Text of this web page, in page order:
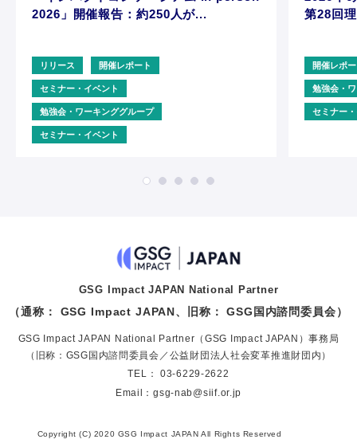
2026」開催報告：約250人が...
リリース 開催レポート
セミナー・イベント
勉強会・ワーキンググループ
セミナー・イベント
第28回
開催レポ
勉強会・
セミナー
GSG Impact JAPAN National Partner
（通称： GSG Impact JAPAN、旧称： GSG国内諮問委員会）
GSG Impact JAPAN National Partner（GSG Impact JAPAN）事務局
（旧称：GSG国内諮問委員会／公益財団法人社会変革推進財団内）
TEL： 03-6229-2622
Email：gsg-nab@siif.or.jp
Copyright (C) 2020 GSG Impact JAPAN All Rights Reserved